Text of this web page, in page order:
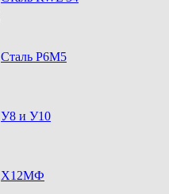
Сталь Р6М5
У8 и У10
Х12МФ